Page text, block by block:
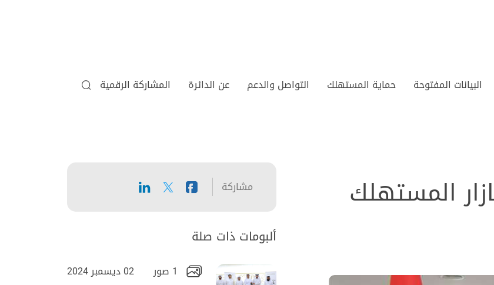
البيانات المفتوحة حماية المستهلك التواصل والدعم عن الدائرة
المشاركة الرقمية
المستهلك مشاركة
ألبومات ذات صلة
1 صور 02 ديسمبر 2024